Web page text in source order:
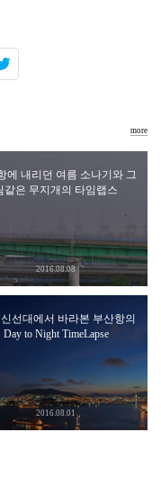
에 내리던 여름 소나기와 그
같은 무지개의 타임랩스
2016.08.08
선대에서 바라본 부산항의
Day to Night TimeLapse
2016.08.01
more